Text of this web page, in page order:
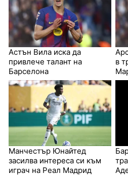
Астън Вила иска да
привлече талант на
Барселона
в
Манчестър Юнайтед
засилва интереса си към
играч на Реал Мадрид